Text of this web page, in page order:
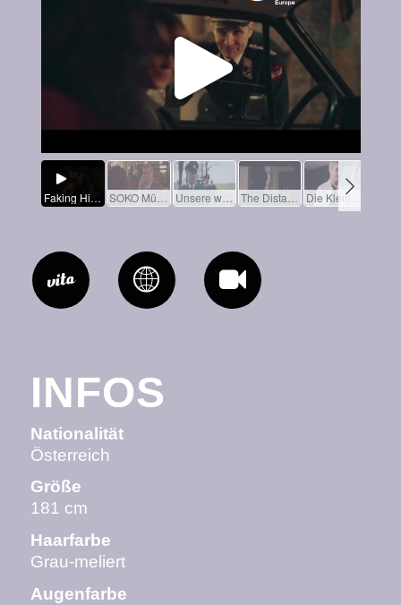
INFOS
Nationalität
Österreich
Größe
181 cm
Haarfarbe
Grau-meliert
Augenfarbe